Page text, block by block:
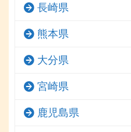
長崎県
熊本県
大分県
宮崎県
鹿児島県